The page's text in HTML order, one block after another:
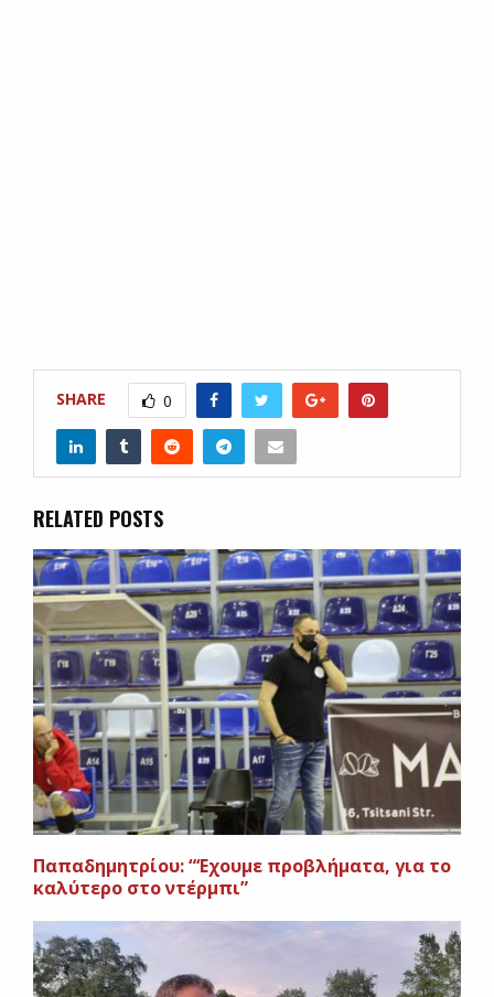
SHARE 0
RELATED POSTS
Παπαδημητρίου: “‘Εχουμε προβλήματα, για το
καλύτερο στο ντέρμπι”